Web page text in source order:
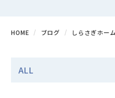
HOME ブログ しらさぎホー